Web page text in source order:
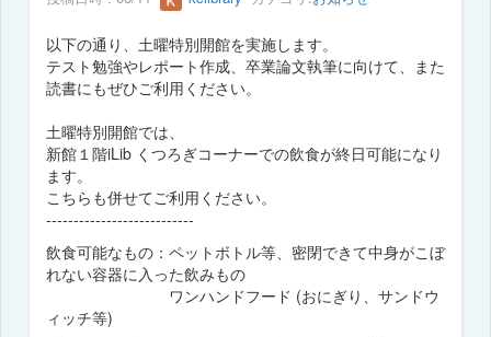
以下の通り、土曜特別開館を実施します。
テスト勉強やレポート作成、卒業論文執筆に向けて、また
読書にもぜひご利用ください。
土曜特別開館では、
新館１階iLib くつろぎコーナーでの飲食が終日可能になり
ます。
こちらも併せてご利用ください。
---------------------------
飲食可能なもの：ペットボトル等、密閉できて中身がこぼ
れない容器に入った飲みもの
ワンハンドフード (おにぎり、サンドウ
ィッチ等)